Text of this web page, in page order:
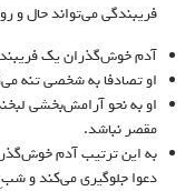
فریبندگی می‌تواند حال و
آدم خوش‌گذران یک
او تصادفا به شخصی تنه
او به نحو آرامش‌بخشی
مقصر نباشد.
به این ترتیب آدم
دعوا جلوگیری می‌کند و